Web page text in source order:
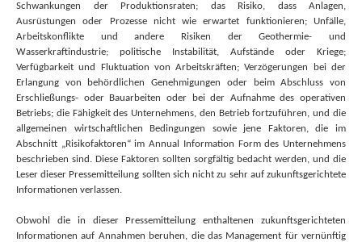
Schwankungen der Produktionsraten; das Risiko, dass Anlagen,
Ausrüstungen oder Prozesse nicht wie erwartet funktionieren; Unfälle,
Arbeitskonflikte und andere Risiken der Geothermie- und
Wasserkraftindustrie; politische Instabilität, Aufstände oder Kriege;
Verfügbarkeit und Fluktuation von Arbeitskräften; Verzögerungen bei der
Erlangung von behördlichen Genehmigungen oder beim Abschluss von
Erschließungs- oder Bauarbeiten oder bei der Aufnahme des operativen
Betriebs; die Fähigkeit des Unternehmens, den Betrieb fortzuführen, und die
allgemeinen wirtschaftlichen Bedingungen sowie jene Faktoren, die im
Abschnitt „Risikofaktoren“ im Annual Information Form des Unternehmens
beschrieben sind. Diese Faktoren sollten sorgfältig bedacht werden, und die
Leser dieser Pressemitteilung sollten sich nicht zu sehr auf zukunftsgerichtete
Informationen verlassen.
Obwohl die in dieser Pressemitteilung enthaltenen zukunftsgerichteten
Informationen auf Annahmen beruhen, die das Management für vernünftig